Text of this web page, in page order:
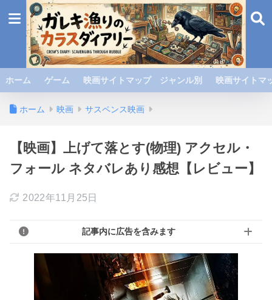
ホーム ゲーム 映画サイトマップ ジャンル別 映画サイト
ホーム 映画 サスペンス映画
【映画】上げて落とす(物理) アクセル・
フォール ネタバレあり感想【レビュー】
2022年11月25日
記事内に広告を含みます